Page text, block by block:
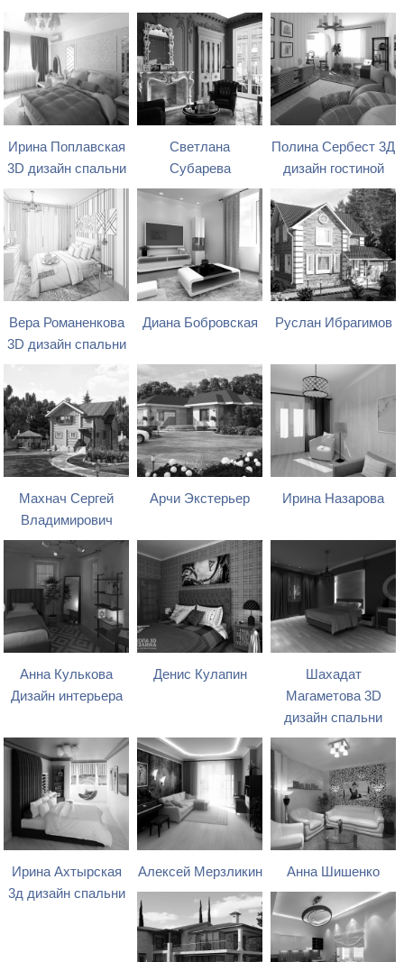
Ирина Поплавская
3D дизайн спальни
Светлана
Субарева
Полина Сербест 3Д
дизайн гостиной
Вера Романенкова
3D дизайн спальни
Диана Бобровская Руслан Ибрагимов
Махнач Сергей
Владимирович
Арчи Экстерьер Ирина Назарова
Анна Кулькова
Дизайн интерьера
Денис Кулапин
Шахадат
Магаметова 3D
дизайн спальни
Ирина Ахтырская
3д дизайн спальни
Алексей Мерзликин Анна Шишенко